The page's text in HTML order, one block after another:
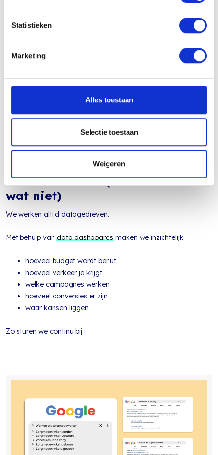
Statistieken
Marketing
Alles toestaan
Selectie toestaan
Weigeren
Data en inzicht (wat werkt en
wat niet)
We werken altijd datagedreven.
Met behulp vandata dashboardsmaken we inzichtelijk:
hoeveel budget wordt benut
hoeveel verkeer je krijgt
welke campagnes werken
hoeveel conversies er zijn
waar kansen liggen
Zo sturen we continu bij.